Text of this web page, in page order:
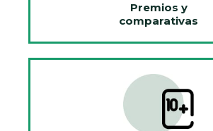
Premios y
comparativas